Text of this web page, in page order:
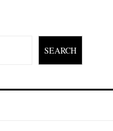
SEARCH